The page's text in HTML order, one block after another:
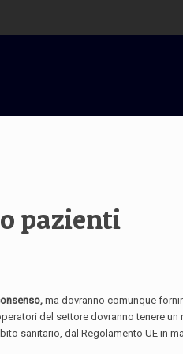
pazienti
ma dovranno comunque
del settore dovranno tenere
sanitario, dal Regolamento UE in